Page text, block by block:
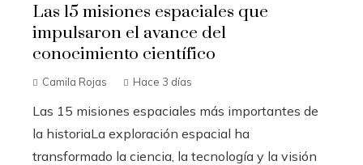
Las 15 misiones espaciales que
impulsaron el avance del
conocimiento científico
Camila Rojas Hace 3 días
Las 15 misiones espaciales más importantes de
la historiaLa exploración espacial ha
transformado la ciencia, la tecnología y la visión